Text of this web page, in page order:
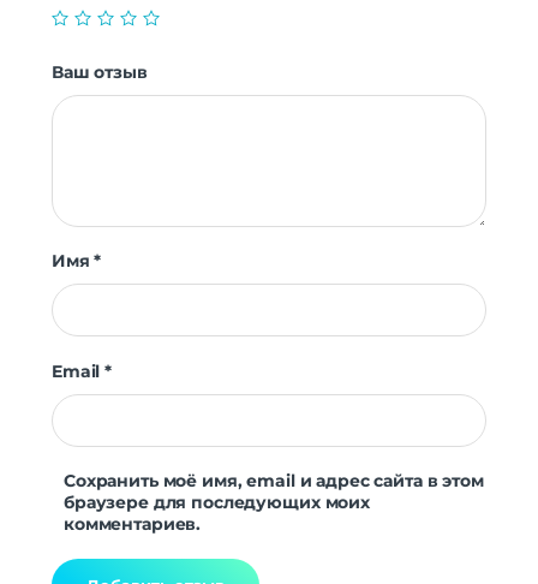
Ваш отзыв
Имя*
Email*
Сохранить моё имя, email и адрес сайта в этом
браузере для последующих моих
комментариев.